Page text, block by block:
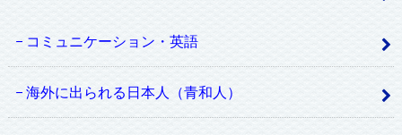
コミュニケーション・英語
海外に出られる日本人（青和人）